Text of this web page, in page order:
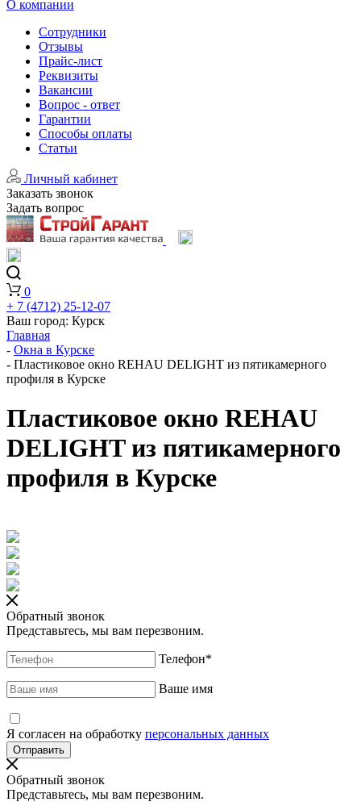
О компании
Сотрудники
Отзывы
Прайс-лист
Реквизиты
Вакансии
Вопрос - ответ
Гарантии
Способы оплаты
Статьи
Личный кабинет
Заказать звонок
Задать вопрос
0
+ 7 (4712) 25-12-07
Ваш город: Курск
Главная
- Окна в Курске
- Пластиковое окно REHAU DELIGHT из пятикамерного
профиля в Курске
Пластиковое окно REHAU
DELIGHT из пятикамерного
профиля в Курске
Обратный звонок
Представьтесь, мы вам перезвоним.
Телефон*
Ваше имя
Я согласен на обработку персональных данных
Обратный звонок
Представьтесь, мы вам перезвоним.